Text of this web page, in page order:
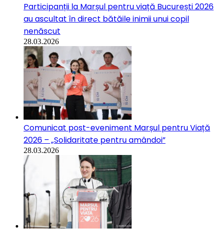
Participanții la Marșul pentru viață București 2026
au ascultat în direct bătăile inimii unui copil
nenăscut
28.03.2026
Comunicat post-eveniment Marșul pentru Viață
2026 – „Solidaritate pentru amândoi”
28.03.2026